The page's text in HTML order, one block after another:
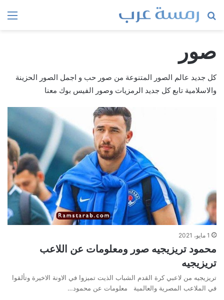
بحث
صور
كل جديد عالم الصور المتنوعة من صور حب و اجمل الصور الحزينة
والاسلامية تابع كل جديد الرمزيات وصور الفيس بوك معنا
1 مايو، 2021
محمود تريزيجيه صور ومعلومات عن اللاعب
تريزيجيه
تريزيجيه من لاعبي كرة القدم الشباب الذيت تميزوا في الاونة الاخيرة وتألقوا
في الملاعب المصرية والعالمية معلومات عن محمود…